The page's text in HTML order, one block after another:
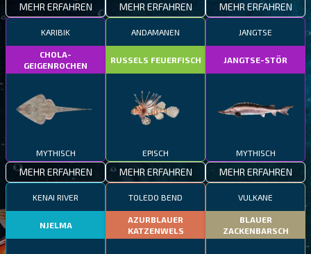
MEHR ERFAHREN MEHR ERFAHREN MEHR ERFAHREN
KARIBIK
CHOLA-
GEIGENROCHEN
MYTHISCH
MEHR ERFAHREN
ANDAMANEN
RUSSELS FEUERFISCH
EPISCH
MEHR ERFAHREN
JANGTSE
JANGTSE-STÖR
MYTHISCH
MEHR ERFAHREN
KENAI RIVER
NJELMA
TOLEDO BEND
AZURBLAUER
KATZENWELS
VULKANE
BLAUER
ZACKENBARSCH